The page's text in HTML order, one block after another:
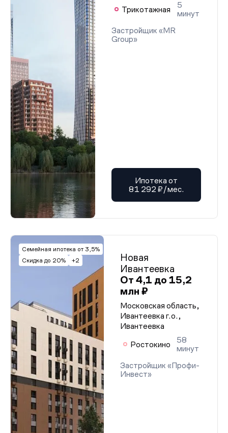
Трикотажная
5
минут
Застройщик «MR
Group»
Ипотека от
81 292 ₽/мес.
Семейная ипотека от 3,5%
Скидка до 20%
+2
Новая
Ивантеевка
От 4,1 до 15,2
млн ₽
Московская область,
Ивантеевка г.о.,
Ивантеевка
Ростокино
58
минут
Застройщик «Профи-
Инвест»